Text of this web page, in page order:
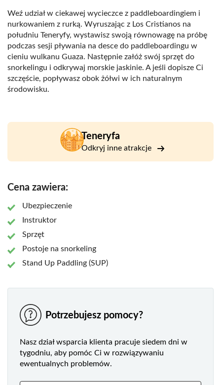
Weź udział w ciekawej wycieczce z paddleboardingiem i
nurkowaniem z rurką. Wyruszając z Los Cristianos na
południu Teneryfy, wystawisz swoją równowagę na próbę
podczas sesji pływania na desce do paddleboardingu w
cieniu wulkanu Guaza. Następnie załóż swój sprzęt do
snorkelingu i odkrywaj morskie jaskinie. A jeśli dopisze Ci
szczęście, popływasz obok żółwi w ich naturalnym
środowisku.
Teneryfa
Odkryj inne atrakcje
Cena zawiera:
Ubezpieczenie
Instruktor
Sprzęt
Postoje na snorkeling
Stand Up Paddling (SUP)
Potrzebujesz pomocy?
Nasz dział wsparcia klienta pracuje siedem dni w
tygodniu, aby pomóc Ci w rozwiązywaniu
ewentualnych problemów.